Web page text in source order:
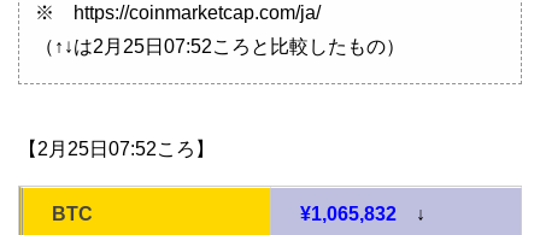
※ https://coinmarketcap.com/ja/
（↑↓は2月25日07:52ころと比較したもの）
【2月25日07:52ころ】
BTC ¥1,065,832 ↓